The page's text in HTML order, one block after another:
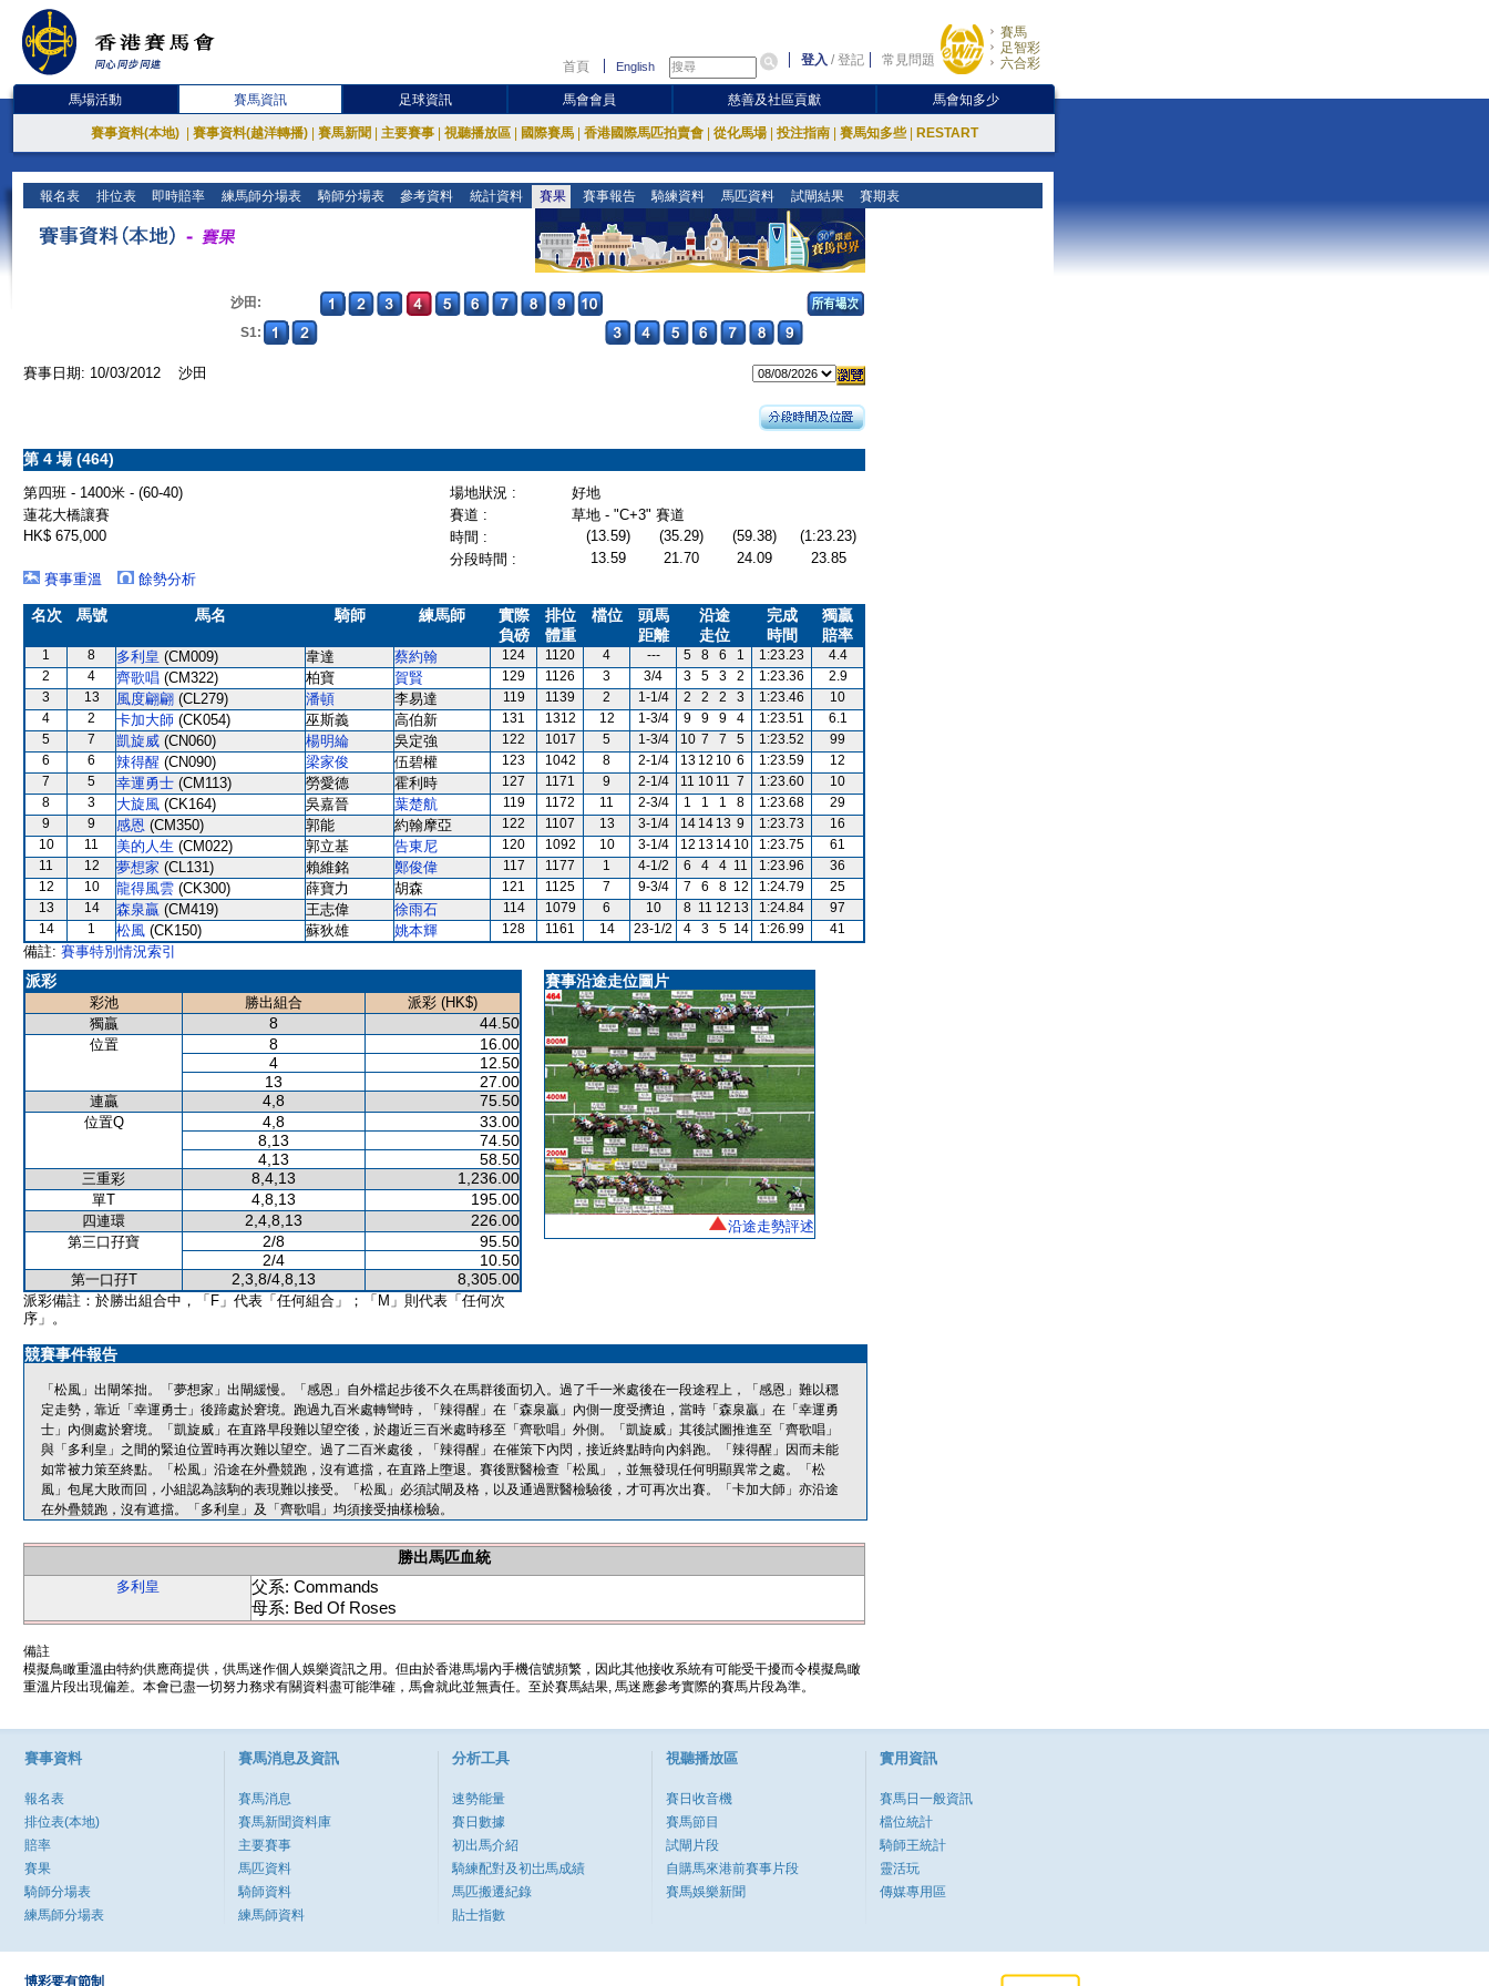
首頁 English 登入 /登記 常見問題
賽馬
足智彩
六合彩
馬場活動 賽馬資訊 足球資訊 馬會會員 慈善及社區貢獻 馬會知多少
賽事資料(本地) 賽事資料(越洋轉播) 賽馬新聞 主要賽事 視聽播放區 國際賽馬 香港國際馬匹拍賣會 從化馬場 投注指南 賽馬知多些 RESTART
報名表 排位表 即時賠率 練馬師分場表 騎師分場表 參考資料 統計資料 賽果 賽事報告 騎練資料 馬匹資料 試閘結果 賽期表
沙田:
S1:
賽事日期: 10/03/2012 沙田
第 4 場 (464)
第四班 - 1400米 - (60-40) 場地狀況 :
好地
蓮花大橋讓賽
賽道 :
草地 - "C+3" 賽道
HK$ 675,000
時間 : (13.59) (35.29) (59.38)
(1:23.23)
分段時間 :
13.59 21.70 24.09
23.85
賽事重溫
餘勢分析
名次 馬號 馬名 騎師 練馬師
實際
負磅
排位
體重
檔位
頭馬
距離
沿途
走位
完成
時間
獨贏
賠率
1 8 多利皇 (CM009) 韋達 蔡約翰 124 1120 4 --- 5 8 6 1 1:23.23
4.4
2
4 齊歌唱 (CM322) 柏寶 賀賢 129 1126 3 3/4 3 5 3 2 1:23.36
2.9
3
13 風度翩翩 (CL279) 潘頓 李易達 119 1139 2 1-1/4 2 2 2 3 1:23.46
10
4
2 卡加大師 (CK054) 巫斯義 高伯新 131 1312 12 1-3/4 9 9 9 4 1:23.51
6.1
5
7 凱旋威 (CN060) 楊明綸 吳定強 122 1017 5 1-3/4 10 7 7 5 1:23.52
99
6
6 辣得醒 (CN090) 梁家俊 伍碧權 123 1042 8 2-1/4 13 12 10 6 1:23.59
12
7
5 幸運勇士 (CM113) 勞愛德 霍利時 127 1171 9 2-1/4 11 10 11 7 1:23.60
10
8
3 大旋風 (CK164) 吳嘉晉 葉楚航 119 1172 11 2-3/4 1 1 1 8 1:23.68
29
9
9 感恩 (CM350) 郭能 約翰摩亞 122 1107 13 3-1/4 14 14 13 9 1:23.73
16
10
11 美的人生 (CM022) 郭立基 告東尼 120 1092 10 3-1/4 12 13 14 10 1:23.75
61
11
12 夢想家 (CL131) 賴維銘 鄭俊偉 117 1177 1 4-1/2 6 4 4 11 1:23.96
36
12
10 龍得風雲 (CK300) 薛寶力 胡森 121 1125 7 9-3/4 7 6 8 12 1:24.79
25
13
14 森泉贏 (CM419) 王志偉 徐雨石 114 1079 6 10 8 11 12 13 1:24.84
97
14
1 松風 (CK150) 蘇狄雄 姚本輝 128 1161 14 23-1/2 4 3 5 14 1:26.99 41
備註: 賽事特別情況索引
派彩
彩池 勝出組合
派彩 (HK$)
獨贏
8 44.50
位置 8
16.00
4
12.50
13
27.00
連贏 4,8 75.50
位置Q 4,8
33.00
8,13
74.50
4,13
58.50
三重彩 8,4,13 1,236.00
單T 4,8,13 195.00
四連環 2,4,8,13 226.00
第三口孖寶 2/8
95.50
2/4
10.50
第一口孖T 2,3,8/4,8,13 8,305.00
派彩備註：於勝出組合中，「F」代表「任何組合」；「M」則代表「任何次
序」。
賽事沿途走位圖片
沿途走勢評述
競賽事件報告
「松風」出閘笨拙。「夢想家」出閘緩慢。「感恩」自外檔起步後不久在馬群後面切入。過了千一米處後在一段途程上，「感恩」難以穩
定走勢，靠近「幸運勇士」後蹄處於窘境。跑過九百米處轉彎時，「辣得醒」在「森泉贏」內側一度受擠迫，當時「森泉贏」在「幸運勇
士」內側處於窘境。「凱旋威」在直路早段難以望空後，於趨近三百米處時移至「齊歌唱」外側。「凱旋威」其後試圖推進至「齊歌唱」
與「多利皇」之間的緊迫位置時再次難以望空。過了二百米處後，「辣得醒」在催策下內閃，接近終點時向內斜跑。「辣得醒」因而未能
如常被力策至終點。「松風」沿途在外疊競跑，沒有遮擋，在直路上墮退。賽後獸醫檢查「松風」，並無發現任何明顯異常之處。「松
風」包尾大敗而回，小組認為該駒的表現難以接受。「松風」必須試閘及格，以及通過獸醫檢驗後，才可再次出賽。「卡加大師」亦沿途
在外疊競跑，沒有遮擋。「多利皇」及「齊歌唱」均須接受抽樣檢驗。
勝出馬匹血統
多利皇
父系: Commands
母系: Bed Of Roses
備註
模擬鳥瞰重溫由特約供應商提供，供馬迷作個人娛樂資訊之用。但由於香港馬場內手機信號頻繁，因此其他接收系統有可能受干擾而令模擬鳥瞰
重溫片段出現偏差。本會已盡一切努力務求有關資料盡可能準確，馬會就此並無責任。至於賽馬結果, 馬迷應參考實際的賽馬片段為準。
賽事資料
報名表
排位表(本地)
賠率
賽果
騎師分場表
練馬師分場表
賽馬消息及資訊
賽馬消息
賽馬新聞資料庫
主要賽事
馬匹資料
騎師資料
練馬師資料
分析工具
速勢能量
賽日數據
初出馬介紹
騎練配對及初岀馬成績
馬匹搬遷紀錄
貼士指數
視聽播放區
賽日收音機
賽馬節目
試閘片段
自購馬來港前賽事片段
賽馬娛樂新聞
實用資訊
賽馬日一般資訊
檔位統計
騎師王統計
靈活玩
傳媒專用區
博彩要有節制